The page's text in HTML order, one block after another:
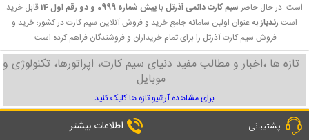
است. در حال حاضر سیم کارت دائمی آذرتل با پیش شماره 0999 و دو رقم اول 14
قابل خرید
است.رندبازبه عنوان اولین سامانه جامع خرید و فروش آنلاین سیم کارت در کشور؛ خرید و
فروش سیم کارت آذرتل را برای تمام خریداران و فروشندگان فراهم کرده است.
تازه ها ،اخبار و مطالب مفید دنیای سیم کارت، اپراتورها، تکنولوژی و
موبایل
برای مشاهده آرشیو تازه ها کلیک کنید
پشتیبانی اطلاعات بیشتر